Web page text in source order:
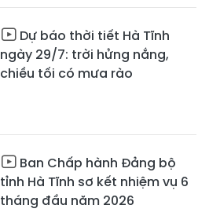
Dự báo thời tiết Hà Tĩnh
ngày 29/7: trời hửng nắng,
chiều tối có mưa rào
Ban Chấp hành Đảng bộ
tỉnh Hà Tĩnh sơ kết nhiệm vụ 6
tháng đầu năm 2026